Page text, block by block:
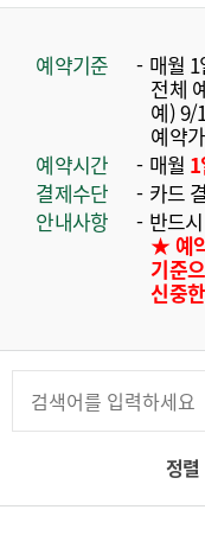
예약기준
매월
전체
예) 9/
예약
예약시간
매월
결제수단
카드
안내사항
반드
★ 예
기준
신중
정렬